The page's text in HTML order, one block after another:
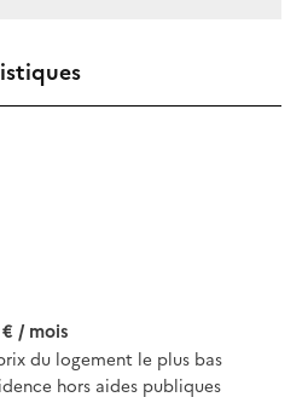
/ mois
du logement le plus bas
hors aides publiques